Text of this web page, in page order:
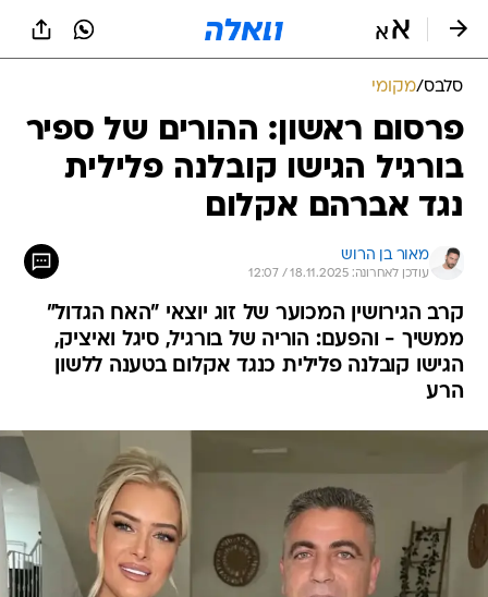
סלבס/מקומי
פרסום ראשון: ההורים של ספיר
בורגיל הגישו קובלנה פלילית
נגד אברהם אקלום
מאור בן הרוש
עודכן לאחרונה: 18.11.2025 / 12:07
קרב הגירושין המכוער של זוג יוצאי "האח הגדול"
ממשיך - והפעם: הוריה של בורגיל, סיגל ואיציק,
הגישו קובלנה פלילית כנגד אקלום בטענה ללשון
הרע